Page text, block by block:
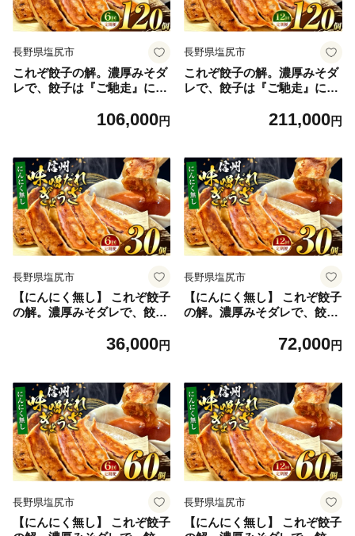
長野県塩尻市
これぞ餃子の解。濃厚みそダ
レで、餃子は『ご馳走』にな
4pc)×6回｜定期便 餃子 冷凍
厚 中華 にんにく 豚肉 キャベ
ツ 肉汁 信州味噌 ジューシー
経木 長野県 塩尻市
106,000円
長野県塩尻市
これぞ餃子の解。濃厚みそダ
レで、餃子は『ご馳走』にな
4pc)×12回｜定期便 餃子 冷凍
厚 中華 にんにく 豚肉 キャベ
ツ 肉汁 信州味噌 ジューシー
経木 長野県 塩尻市
211,000円
長野県塩尻市
【にんにく無し】 これぞ餃子
の解。濃厚みそダレで、餃子
便】 30個(30個×1pc)×6回｜
レ 秘伝のタレ 濃厚 中華 にん
にく 豚肉 キャベツ 肉汁 信州
味噌 ジューシー 経木 長野県
塩尻市
36,000円
長野県塩尻市
【にんにく無し】 これぞ餃子
の解。濃厚みそダレで、餃子
便】 30個(30個×1pc)×12回｜
レ 秘伝のタレ 濃厚 中華 にん
にく 豚肉 キャベツ 肉汁 信州
味噌 ジューシー 経木 長野県
塩尻市
72,000円
長野県塩尻市
【にんにく無し】 これぞ餃子
長野県塩尻市
【にんにく無し】 これぞ餃子